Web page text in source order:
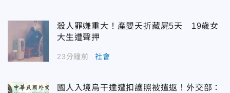
殺人罪嫌重大！產嬰夭折藏屍5天 19歲女
大生遭聲押
23分鐘前 社會
國人入境烏干達遭扣護照被遣返！外交部：